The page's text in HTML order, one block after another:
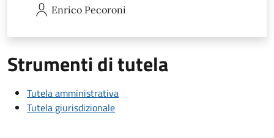
Enrico Pecoroni
Strumenti di tutela
Tutela amministrativa
Tutela giurisdizionale